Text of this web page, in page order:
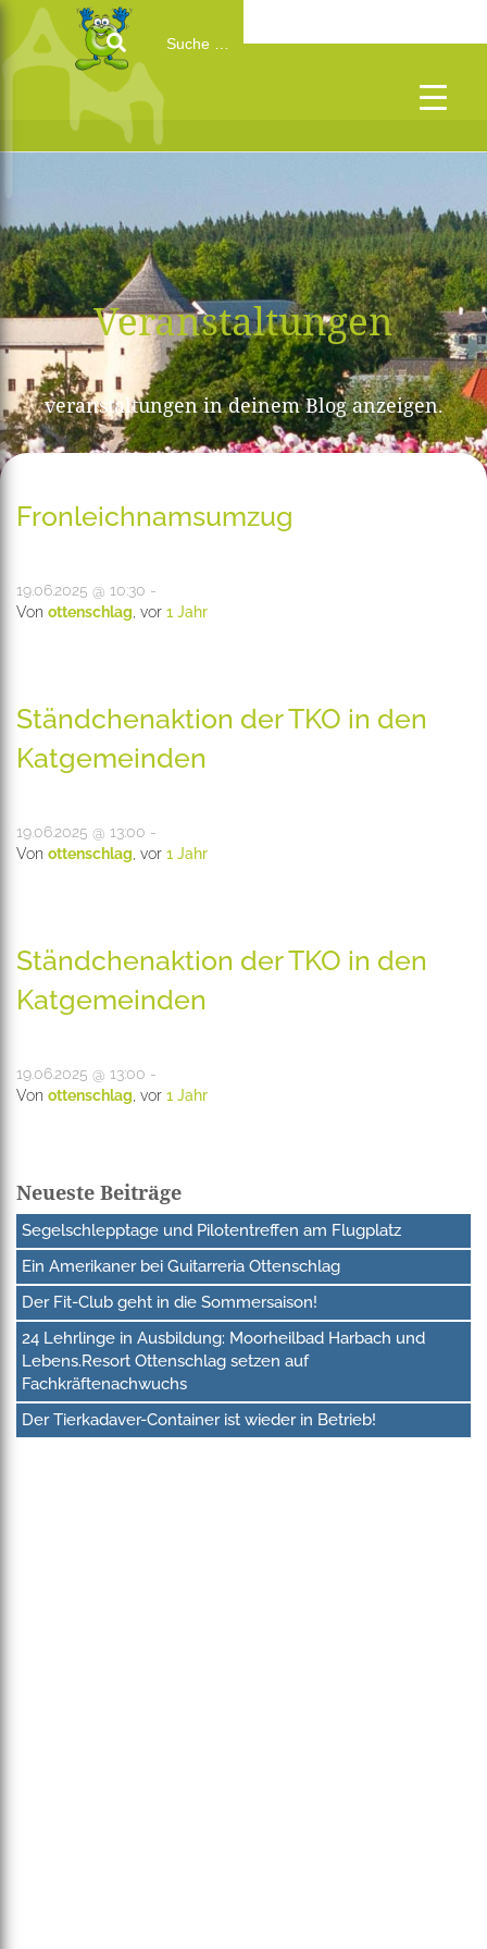
for:
Veranstaltungen
veranstaltungen in deinem Blog anzeigen.
Fronleichnamsumzug
19.06.2025 @ 10:30 -
Von ottenschlag , vor 1 Jahr
Ständchenaktion der TKO in den
Katgemeinden
19.06.2025 @ 13:00 -
Von ottenschlag , vor 1 Jahr
Ständchenaktion der TKO in den
Katgemeinden
19.06.2025 @ 13:00 -
Von ottenschlag , vor 1 Jahr
Neueste Beiträge
Segelschlepptage und Pilotentreffen am Flugplatz
Ein Amerikaner bei Guitarreria Ottenschlag
Der Fit-Club geht in die Sommersaison!
24 Lehrlinge in Ausbildung: Moorheilbad Harbach und
Lebens.Resort Ottenschlag setzen auf
Fachkräftenachwuchs
Der Tierkadaver-Container ist wieder in Betrieb!